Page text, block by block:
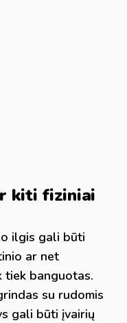
kiti fiziniai
ilgis gali būti
ar net
tiek banguotas.
su rudomis
gali būti įvairių